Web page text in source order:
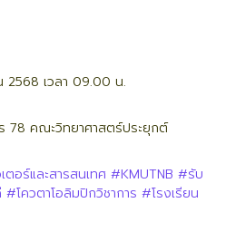
2568 เวลา 09.00 น.
78 คณะวิทยาศาสตร์ประยุกต์
อร์และสารสนเทศ #KMUTNB #รับ
#โควตาโอลิมปิกวิชาการ #โรงเรียน